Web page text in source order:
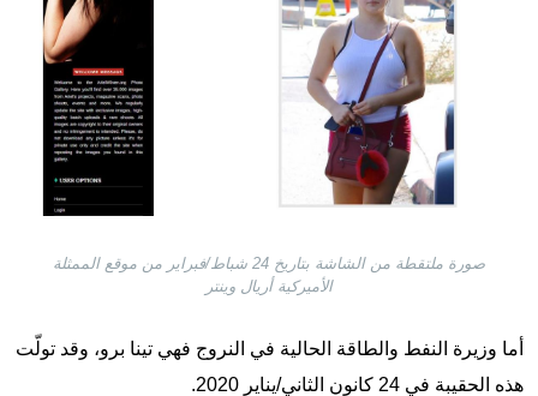
صورة ملتقطة من الشاشة بتاريخ 24 شباط/فبراير من موقع الممثلة
الأميركية أريال وينتر
أما وزيرة النفط والطاقة الحالية في النروج فهي تينا برو، وقد تولّت
هذه الحقيبة في 24 كانون الثاني/يناير 2020.